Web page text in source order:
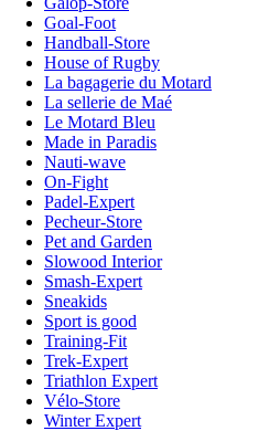
Goal-Foot
Handball-Store
House of Rugby
La bagagerie du Motard
La sellerie de Maé
Le Motard Bleu
Made in Paradis
Nauti-wave
On-Fight
Padel-Expert
Pecheur-Store
Pet and Garden
Slowood Interior
Smash-Expert
Sneakids
Sport is good
Training-Fit
Trek-Expert
Triathlon Expert
Vélo-Store
Winter Expert